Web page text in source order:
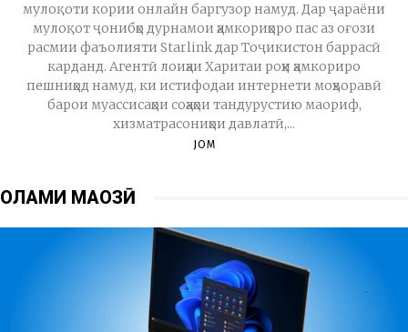
мулоқоти кории онлайн баргузор намуд. Дар ҷараёни
мулоқот ҷонибҳо дурнамои ҳамкориҳоро пас аз оғози
расмии фаъолияти Starlink дар Тоҷикистон баррасӣ
карданд. Агентӣ лоиҳаи Харитаи роҳи ҳамкориро
пешниҳод намуд, ки истифодаи интернети моҳворавӣ
барои муассисаҳои соҳаҳои тандурустию маориф,
хизматрасониҳои давлатӣ,...
JOM
ОЛАМИ МАҶОЗӢ